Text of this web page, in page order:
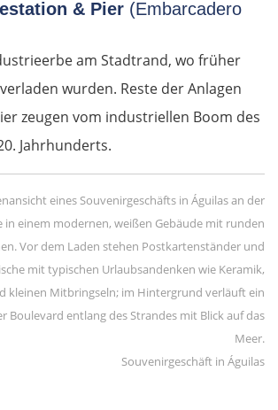
& Pier (Embarcadero
am Stadtrand, wo früher
wurden. Reste der Anlagen
zeugen vom industriellen Boom des
Jahrhunderts.
Souvenirgeschäft in Águilas